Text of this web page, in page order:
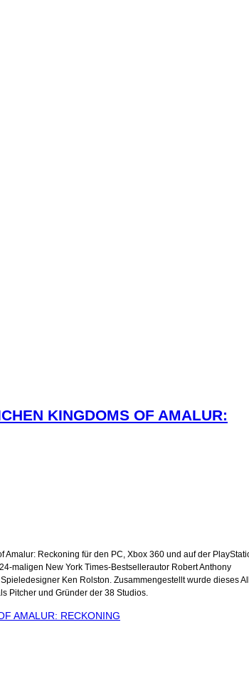
KINGDOMS OF AMALUR:
Reckoning für den PC, Xbox 360 und auf der
maligen New York Times-Bestsellerautor Robert Anthony
Ken Rolston. Zusammengestellt wurde dieses
Pitcher und Gründer der 38 Studios.
AMALUR: RECKONING